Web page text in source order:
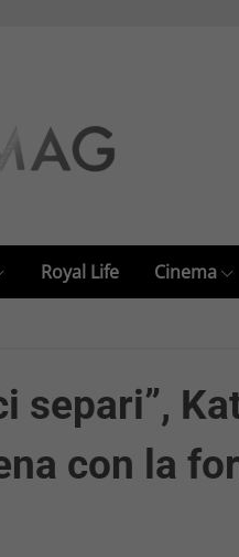
Royal Life Cinema
separi”,
con la